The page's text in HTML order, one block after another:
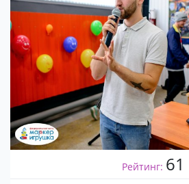
Рейтинг: 61